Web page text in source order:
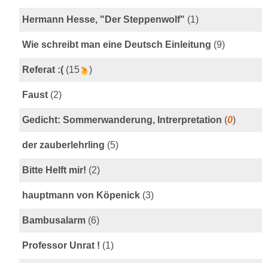
Hermann Hesse, "Der Steppenwolf" (1)
Wie schreibt man eine Deutsch Einleitung (9)
Referat :( (15 )
Faust (2)
Gedicht: Sommerwanderung, Intrerpretation (0)
der zauberlehrling (5)
Bitte Helft mir! (2)
hauptmann von Köpenick (3)
Bambusalarm (6)
Professor Unrat ! (1)